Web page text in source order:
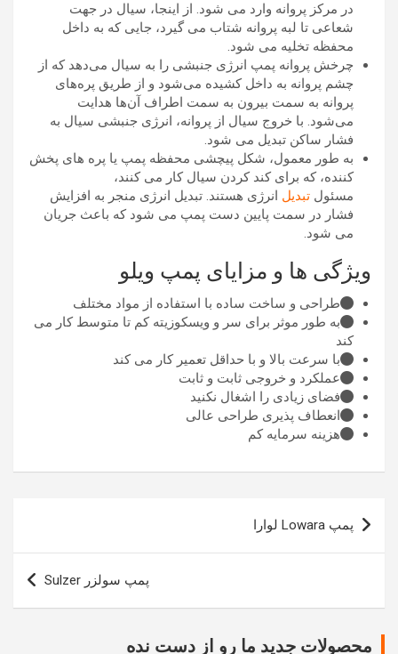
در مرکز پروانه وارد می شود. از اینجا، سیال در جهت
شعاعی تا لبه پروانه شتاب می گیرد، جایی که به داخل
محفظه تخلیه می شود.
چرخش پروانه پمپ انرژی جنبشی را به سیال می‌دهد که از
چشم پروانه به داخل کشیده می‌شود و از طریق پره‌های
پروانه به سمت بیرون به سمت اطراف آن‌ها هدایت
می‌شود. با خروج سیال از پروانه، انرژی جنبشی سیال به
فشار ساکن تبدیل می شود.
به طور معمول، شکل پیچشی محفظه پمپ یا پره های پخش
کننده، که برای کند کردن سیال کار می کنند،
مسئول تبدیل انرژی هستند. تبدیل انرژی منجر به افزایش
فشار در سمت پایین دست پمپ می شود که باعث جریان
می شود.
ویژگی ها و مزایای پمپ ویلو
طراحی و ساخت ساده با استفاده از مواد مختلف
به طور موثر برای سر و ویسکوزیته کم تا متوسط ​​کار می
کند
با سرعت بالا و با حداقل تعمیر کار می کند
عملکرد و خروجی ثابت و ثابت
فضای زیادی را اشغال نکنید
انعطاف پذیری طراحی عالی
هزینه سرمایه کم
راهبری
نوشته
پمپ Lowara لوارا
پمپ سولزر Sulzer
محصولات جدید ما رو از دست نده